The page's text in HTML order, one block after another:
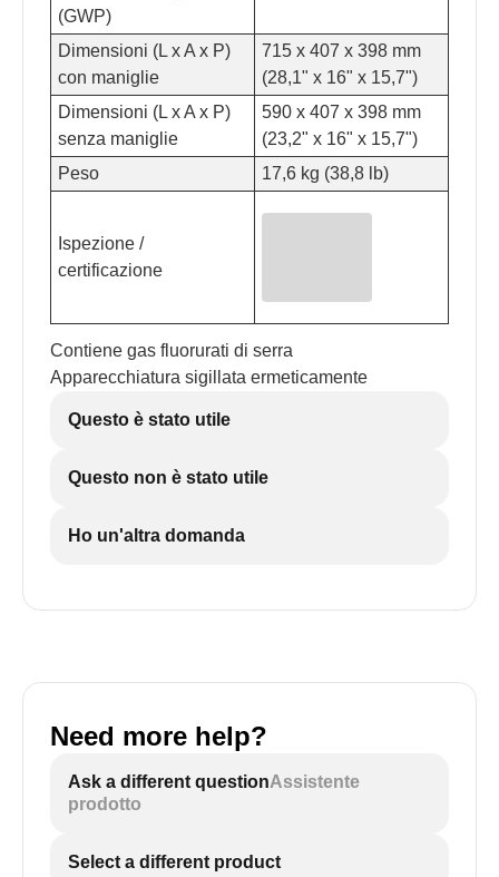
(GWP)
Dimensioni (L x A x P)
con maniglie
715 x 407 x 398 mm
(28,1" x 16" x 15,7")
Dimensioni (L x A x P)
senza maniglie
590 x 407 x 398 mm
(23,2" x 16" x 15,7")
Peso
17,6 kg (38,8 lb)
Ispezione /
certificazione
Contiene gas fluorurati di serra
Apparecchiatura sigillata ermeticamente
Questo è stato utile
Questo non è stato utile
Ho un'altra domanda
Need more help?
Ask a different questionAssistente
prodotto
Select a different product